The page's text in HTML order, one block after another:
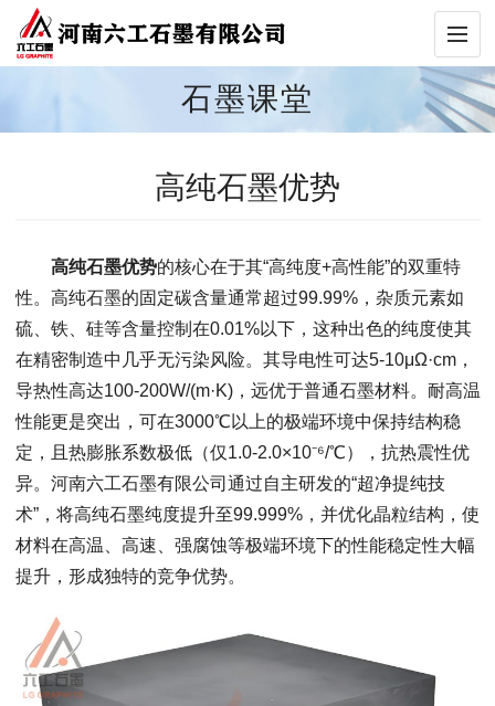
石墨课堂
高纯石墨优势
高纯石墨优势的核心在于其“高纯度+高性能”的双重特
性。高纯石墨的固定碳含量通常超过99.99%，杂质元素如
硫、铁、硅等含量控制在0.01%以下，这种出色的纯度使其
在精密制造中几乎无污染风险。其导电性可达5-10μΩ·cm，
导热性高达100-200W/(m·K)，远优于普通石墨材料。耐高温
性能更是突出，可在3000℃以上的极端环境中保持结构稳
定，且热膨胀系数极低（仅1.0-2.0×10⁻⁶/℃），抗热震性优
异。河南六工石墨有限公司通过自主研发的“超净提纯技
术”，将高纯石墨纯度提升至99.999%，并优化晶粒结构，使
材料在高温、高速、强腐蚀等极端环境下的性能稳定性大幅
提升，形成独特的竞争优势。